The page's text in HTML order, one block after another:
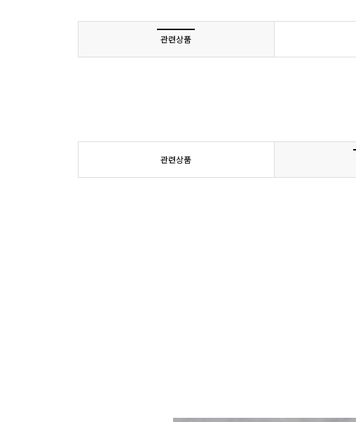
관련상품
관련상품